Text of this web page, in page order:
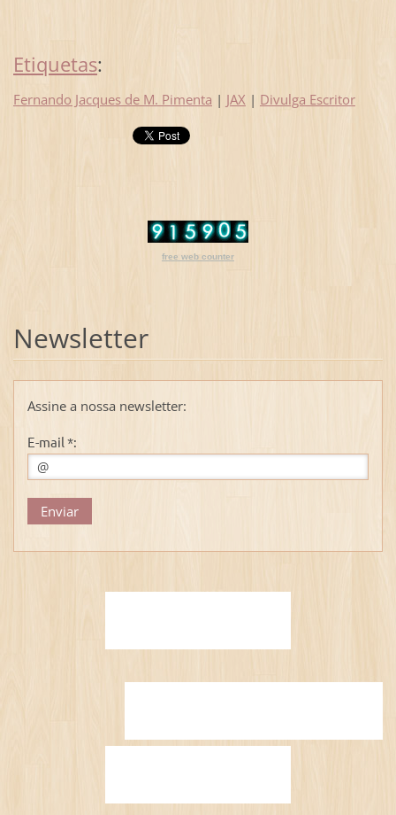
Etiquetas:
Fernando Jacques de M. Pimenta | JAX | Divulga Escritor
free web counter
Newsletter
Assine a nossa newsletter:
E-mail *: